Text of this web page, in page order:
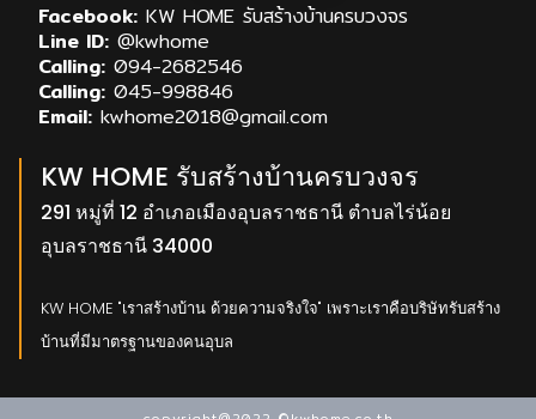
Facebook: KW HOME รับสร้างบ้านครบวงจร
Line ID: @kwhome
Calling: 094-2682546
Calling: 045-998846
Email: kwhome2018@gmail.com
KW HOME รับสร้างบ้านครบวงจร
291 หมู่ที่ 12 อำเภอเมืองอุบลราชธานี ตำบลไร่น้อย
อุบลราชธานี 34000
KW HOME "เราสร้างบ้าน ด้วยความจริงใจ" เพราะเราคือบริษัทรับสร้าง
บ้านที่มีมาตรฐานของคนอุบล